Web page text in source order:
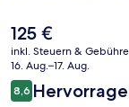
2 Restaurants und
für das ein oder
Kinderbecken und
Andere Reisende
Der
aktuelle
Preis
beträgt
125 €.
125 €
inkl. Steuern &
16. Aug.–17. Aug.
Bewertungen
8,68,6 von 10.